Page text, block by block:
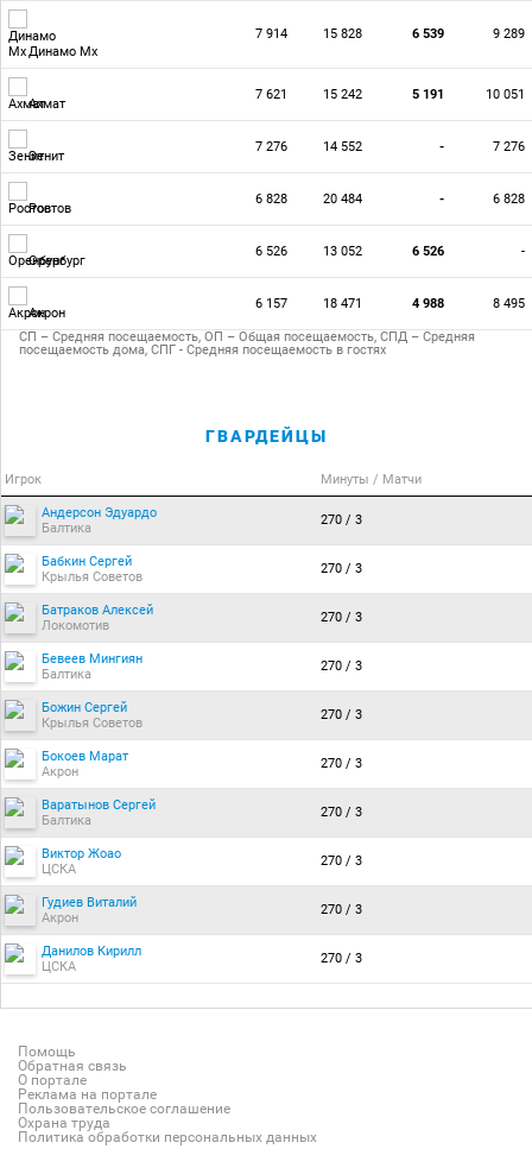
Динамо Мх
7 914 15 828 6 539 9 289
Ахмат
7 621 15 242 5 191 10 051
Зенит
7 276 14 552 - 7 276
Ростов
6 828 20 484 - 6 828
Оренбург
6 526 13 052 6 526 -
Акрон
6 157 18 471 4 988 8 495
СП – Средняя посещаемость, ОП – Общая посещаемость, СПД – Средняя
посещаемость дома, СПГ - Средняя посещаемость в гостях
ГВАРДЕЙЦЫ
Игрок Минуты / Матчи
Андерсон Эдуардо
Балтика
270 / 3
Бабкин Сергей
Крылья Советов
270 / 3
Батраков Алексей
Локомотив
270 / 3
Бевеев Мингиян
Балтика
270 / 3
Божин Сергей
Крылья Советов
270 / 3
Бокоев Марат
Акрон
270 / 3
Варатынов Сергей
Балтика
270 / 3
Виктор Жоао
ЦСКА
270 / 3
Гудиев Виталий
Акрон
270 / 3
Данилов Кирилл
ЦСКА
270 / 3
Помощь
Обратная связь
О портале
Реклама на портале
Пользовательское соглашение
Охрана труда
Политика обработки персональных данных